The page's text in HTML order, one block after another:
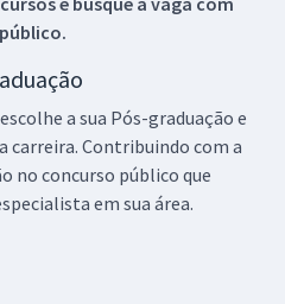
a sua Pós-graduação e
carreira. Contribuindo com a
no concurso público que
em sua área.